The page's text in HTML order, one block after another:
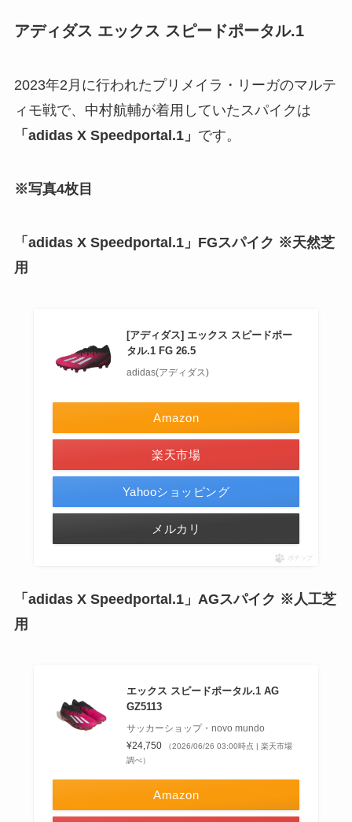
アディダス エックス スピードポータル.1
2023年2月に行われたプリメイラ・リーガのマルテ
ィモ戦で、中村航輔が着用していたスパイクは
「adidas X Speedportal.1」 です。
※写真4枚目
「adidas X Speedportal.1」FGスパイク ※天然芝
用
[アディダス] エックス スピードポー
タル.1 FG 26.5
adidas(アディダス)
Amazon
楽天市場
Yahooショッピング
メルカリ
ポチップ
「adidas X Speedportal.1」AGスパイク ※人工芝
用
エックス スピードポータル.1 AG
GZ5113
サッカーショップ・novo mundo
¥24,750
（2026/06/26 03:00時点 | 楽天市場
調べ）
Amazon